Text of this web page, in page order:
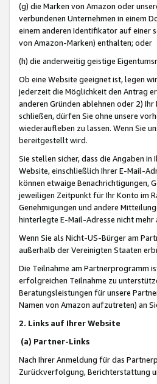
(g) die Marken von Amazon oder
verbundenen Unternehmen in einem
einem anderen Identifikator auf einer
von Amazon-Marken) enthalten; oder
(h) die anderweitig geistige
Ob eine Website geeignet ist, legen
jederzeit die Möglichkeit den Antrag
anderen Gründen ablehnen oder 2)
schließen, dürfen Sie ohne unsere
wiederaufleben zu lassen. Wenn Sie
bereitgestellt wird.
Sie stellen sicher, dass die Angaben
Website, einschließlich Ihrer E-Mail-
können etwaige Benachrichtigungen,
jeweiligen Zeitpunkt für Ihr Konto im
Genehmigungen und andere
hinterlegte E-Mail-Adresse nicht mehr
Wenn Sie als Nicht-US-Bürger am
außerhalb der Vereinigten Staaten
Die Teilnahme am Partnerprogramm
erfolgreichen Teilnahme zu
Beratungsleistungen für unsere
Namen von Amazon aufzutreten) an
2. Links auf Ihrer Website
(a) Partner-Links
Nach Ihrer Anmeldung für das
Zurückverfolgung, Berichterstattung